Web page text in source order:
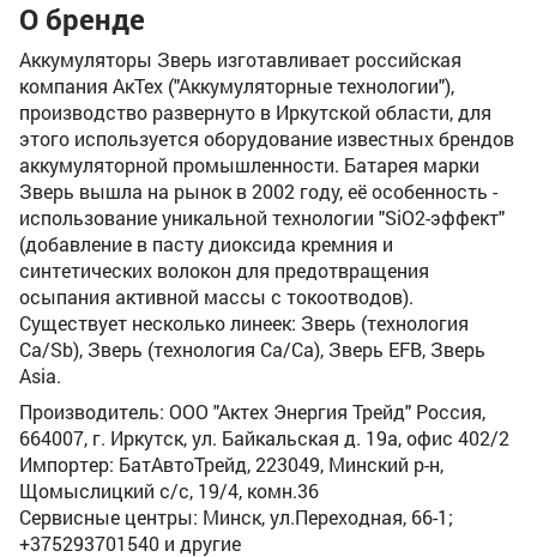
О бренде
Аккумуляторы Зверь изготавливает российская
компания АкТех ("Аккумуляторные технологии"),
производство развернуто в Иркутской области, для
этого используется оборудование известных брендов
аккумуляторной промышленности. Батарея марки
Зверь вышла на рынок в 2002 году, её особенность -
использование уникальной технологии "SiO2-эффект"
(добавление в пасту диоксида кремния и
синтетических волокон для предотвращения
осыпания активной массы с токоотводов).
Существует несколько линеек: Зверь (технология
Ca/Sb), Зверь (технология Ca/Ca), Зверь EFB, Зверь
Asia.
Производитель: ООО "Актех Энергия Трейд" Россия,
664007, г. Иркутск, ул. Байкальская д. 19а, офис 402/2
Импортер: БатАвтоТрейд, 223049, Минский р-н,
Щомыслицкий с/с, 19/4, комн.36
Сервисные центры: Минск, ул.Переходная, 66-1;
+375293701540 и другие